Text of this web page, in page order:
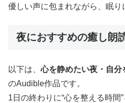
優しい声に包まれながら、眠り
夜におすすめの癒し朗
以下は、心を静めたい夜・自分
のAudible作品です。
1日の終わりに“心を整える時間